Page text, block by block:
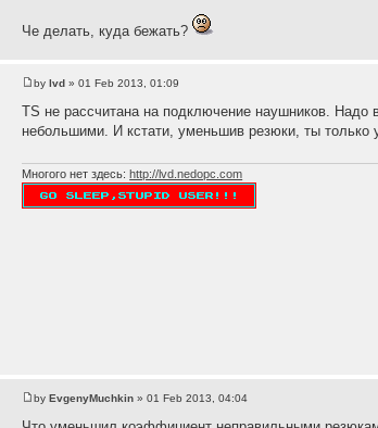
Че делать, куда бежать?
bylvd » 01 Feb 2013, 01:09
TS не рассчитана на подключение наушников.
небольшими. И кстати, уменьшив резюки, ты
Многого нет здесь: http://lvd.nedopc.com
byEvgenyMuchkin » 01 Feb 2013, 04:04